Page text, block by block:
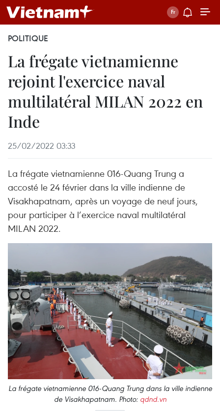
POLITIQUE
La frégate vietnamienne
rejoint l'exercice naval
multilatéral MILAN 2022 en
Inde
25/02/2022 03:33
La frégate vietnamienne 016-Quang Trung a
accosté le 24 février dans la ville indienne de
Visakhapatnam, après un voyage de neuf jours,
pour participer à l’exercice naval multilatéral
MILAN 2022.
La frégate vietnamienne 016-Quang Trung dans la ville indienne
de Visakhapatnam. Photo: qdnd.vn